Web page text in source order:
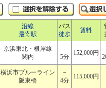
沿線
最寄駅
バス
徒歩
賃料
京浜東北・根岸線
関内
－
5分
152,000円
横浜市ブルーライン
阪東橋
－
4分
115,000円